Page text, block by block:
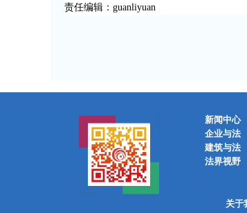
责任编辑：guanliyuan
新闻中心
企业与法
建筑与法
法界视野
关于